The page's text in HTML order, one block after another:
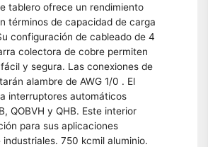
tablero ofrece un rendimiento
términos de capacidad de carga
configuración de cableado de 4
colectora de cobre permiten
y segura. Las conexiones de
alambre de AWG 1/0 . El
interruptores automáticos
QOBVH y QHB. Este interior
para sus aplicaciones
750 kcmil aluminio.